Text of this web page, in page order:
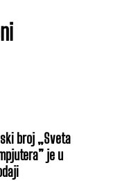
broj „Sveta
je u